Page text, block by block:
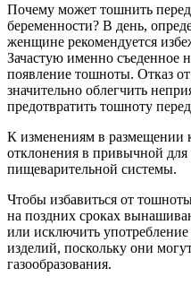
Почему может тошнить
беременности? В день,
женщине рекомендуется
Зачастую именно съеденное
появление тошноты. Отказ
значительно облегчить
предотвратить тошноту
К изменениям в размещении
отклонения в привычной для
пищеварительной системы.
Чтобы избавиться от
на поздних сроках
или исключить
изделий, поскольку они
газообразования.